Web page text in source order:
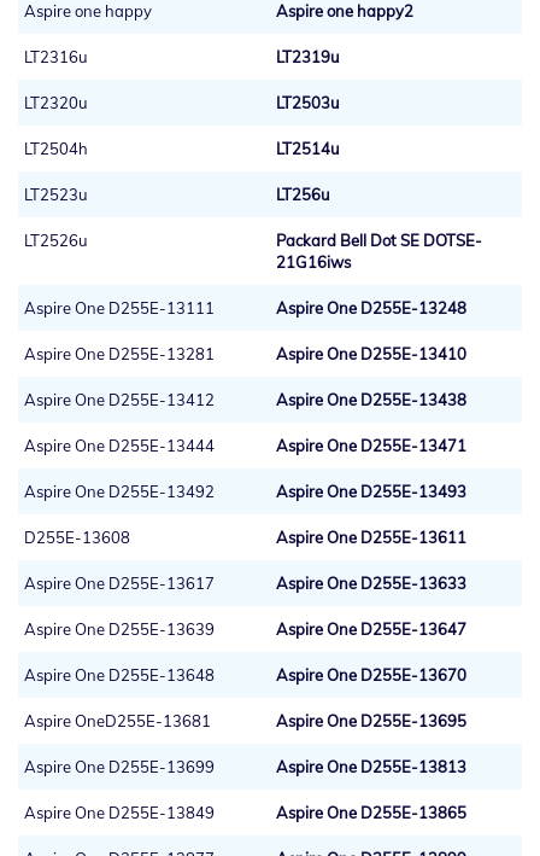
Aspire one happy Aspire one happy2
LT2316u LT2319u
LT2320u LT2503u
LT2504h LT2514u
LT2523u LT256u
LT2526u
Packard Bell Dot SE DOTSE-
21G16iws
Aspire One D255E-13111 Aspire One D255E-13248
Aspire One D255E-13281 Aspire One D255E-13410
Aspire One D255E-13412 Aspire One D255E-13438
Aspire One D255E-13444 Aspire One D255E-13471
Aspire One D255E-13492 Aspire One D255E-13493
D255E-13608 Aspire One D255E-13611
Aspire One D255E-13617 Aspire One D255E-13633
Aspire One D255E-13639 Aspire One D255E-13647
Aspire One D255E-13648 Aspire One D255E-13670
Aspire OneD255E-13681 Aspire One D255E-13695
Aspire One D255E-13699 Aspire One D255E-13813
Aspire One D255E-13849 Aspire One D255E-13865